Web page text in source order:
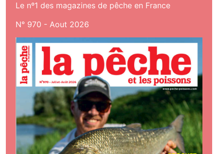
Le nº1 des magazines de pêche en France
N° 970 - Aout 2026